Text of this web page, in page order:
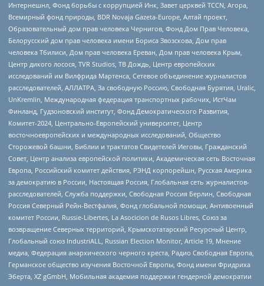
Интернешнл, Фонд борьбы с коррупцией Инк, Завет церквей TCCN, Агора,
Всемирный фонд природы, BDR Novaja Gazeta-Europe, Алтай проект,
Образовательный дом прав человека Чернигов, Фонд Дом Прав Человека,
Белорусский дом прав человека имени Бориса Звозскова, Дом прав
человека Тбилиси, Дом прав человека Ереван, Дом прав человека Крым,
Центр дикого лосося, TVR Studios, ТВ Дождь, Центр европейских
исследований им Вилфрида Мартенса, Сетевое объединение журналистов
расследователей, АЛЛАТРА, За свободную Россию, Свободная Бурятия, Uralic,
UnKremlin, Международная федерация транспортных рабочих, ИстЧам
Финланд, Гудзоновский институт, Фонд Демократического Развития,
Комитет-2024, Центрально-Европейский университет, Центр
восточноевропейских и международных исследований, Общество
Сторожевой башни, Библии и трактатов Свидетелей Иеговы, Гражданский
Совет, Центр анализа европейской политики, Академическая сеть Восточная
Европа, Российский комитет действия, РЭНД корпорейшн, Русская Америка
за демократию в России, Настоящая Россия, Глобальная сеть журналистов-
расследователей, Служба поддержки, Свободная Россия Берлин, Свободная
Россия Северный Рейн-Вестфалия, Фонд глобальной помощи, Антивоенный
комитет России, Russie-Libertes, La Asocicion de Rusos Libres, Союз за
возвращение Северных территорий, Крымскотатарский Ресурсный Центр,
Глобальный союз IndustriALL, Russian Election Monitor, Article 19, Мнение
медиа, Федерация анархического черного креста, Радио Свободная Европа,
Германское общество изучения Восточной Европы, Фонд имени Фридриха
Эберта, XZ gGmbH, Мобильная академия поддержки гендерной демократии